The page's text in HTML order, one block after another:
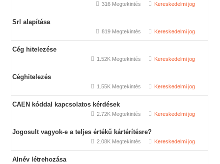
316 Megtekintés Kereskedelmi jog
Srl alapítása
819 Megtekintés Kereskedelmi jog
Cég hitelezése
1.52K Megtekintés Kereskedelmi jog
Céghitelezés
1.55K Megtekintés Kereskedelmi jog
CAEN kóddal kapcsolatos kérdések
2.72K Megtekintés Kereskedelmi jog
Jogosult vagyok-e a teljes értékű kártérítésre?
2.08K Megtekintés Kereskedelmi jog
Alnév létrehozása